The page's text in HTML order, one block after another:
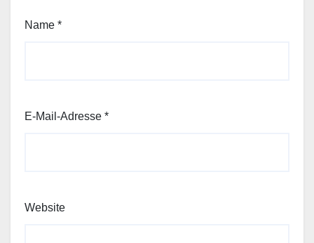
Name *
E-Mail-Adresse *
Website